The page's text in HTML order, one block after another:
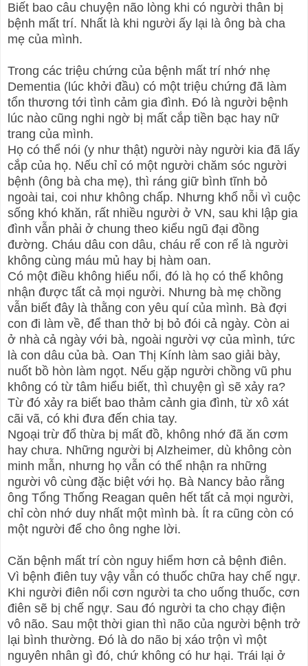
Biết bao câu chuyện não lòng khi có người thân bị
bệnh mất trí. Nhất là khi người ấy lại là ông bà cha
mẹ của mình.
Trong các triệu chứng của bệnh mất trí nhớ nhẹ
Dementia (lúc khởi đầu) có một triệu chứng đã làm
tổn thương tới tình cảm gia đình. Đó là người bệnh
lúc nào cũng nghi ngờ bị mất cắp tiền bạc hay nữ
trang của mình.
Họ có thể nói (y như thật) người này người kia đã lấy
cắp của họ. Nếu chỉ có một người chăm sóc người
bệnh (ông bà cha mẹ), thì ráng giữ bình tĩnh bỏ
ngoài tai, coi như không chấp. Nhưng khổ nỗi vì cuộc
sống khó khăn, rất nhiều người ở VN, sau khi lập gia
đình vẫn phải ở chung theo kiểu ngũ đại đồng
đường. Cháu dâu con dâu, cháu rể con rể là người
không cùng máu mủ hay bị hàm oan.
Có một điều không hiểu nổi, đó là họ có thể không
nhận được tất cả mọi người. Nhưng bà mẹ chồng
vẫn biết đây là thằng con yêu quí của mình. Bà đợi
con đi làm về, để than thở bị bỏ đói cả ngày. Còn ai
ở nhà cả ngày với bà, ngoài người vợ của mình, tức
là con dâu của bà. Oan Thị Kính làm sao giải bày,
nuốt bồ hòn làm ngọt. Nếu gặp người chồng vũ phu
không có từ tâm hiểu biết, thì chuyện gì sẽ xảy ra?
Từ đó xảy ra biết bao thảm cảnh gia đình, từ xô xát
cãi vã, có khi đưa đến chia tay.
Ngoại trừ đổ thừa bị mất đồ, không nhớ đã ăn cơm
hay chưa. Những người bị Alzheimer, dù không còn
minh mẫn, nhưng họ vẫn có thể nhận ra những
người vô cùng đặc biệt với họ. Bà Nancy bảo rằng
ông Tổng Thống Reagan quên hết tất cả mọi người,
chỉ còn nhớ duy nhất một mình bà. Ít ra cũng còn có
một người để cho ông nghe lời.
Căn bệnh mất trí còn nguy hiểm hơn cả bệnh điên.
Vì bệnh điên tuy vậy vẫn có thuốc chữa hay chế ngự.
Khi người điên nổi cơn người ta cho uống thuốc, cơn
điên sẽ bị chế ngự. Sau đó người ta cho chạy điện
vô não. Sau một thời gian thì não của người bệnh trở
lại bình thường. Đó là do não bị xáo trộn vì một
nguyên nhân gì đó, chứ không có hư hại. Trái lại ở